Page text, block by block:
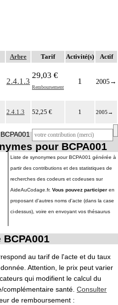
Arbre Tarif Activité(s) Actif
2.4.1.3
29,03 €
Remboursement
1 2005→
2.4.1.3 52,25 € 1 2005 →
pour BCPA001
Liste de synonymes pour BCPA001 générée à
partir des contributions et des statistiques de
recherches des codeurs et codeuses sur
AideAuCodage.fr. Vous pouvez participer en
proposant d'autres noms d'acte (dans la case
ci-dessus), voire en envoyant vos thésaurus
au tarif de l'acte et du taux
Attention, le prix peut varier
qui modifient le calcul du
santé. Consulter
de remboursement :